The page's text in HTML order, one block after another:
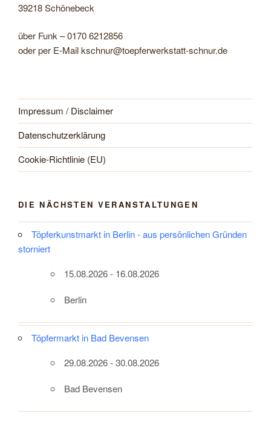
39218 Schönebeck
über Funk – 0170 6212856
oder per E-Mail kschnur@toepferwerkstatt-schnur.de
Impressum / Disclaimer
Datenschutzerklärung
Cookie-Richtlinie (EU)
DIE NÄCHSTEN VERANSTALTUNGEN
Töpferkunstmarkt in Berlin - aus persönlichen Gründen
storniert
15.08.2026 - 16.08.2026
Berlin
Töpfermarkt in Bad Bevensen
29.08.2026 - 30.08.2026
Bad Bevensen